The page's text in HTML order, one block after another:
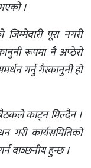
।
पूरा नगरी
रूपमा नै अप्ठेरो
गर्नु गैरकानुनी हो
बैठकले काट्न मिल्दैन ।
गरी कार्यसमितिको
वाञ्छनीय हुन्छ ।